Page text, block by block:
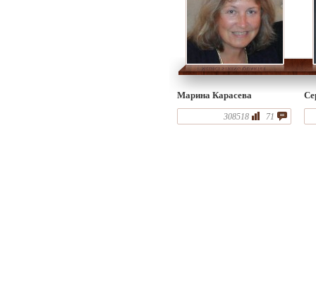
Марина Карасева
71
308518